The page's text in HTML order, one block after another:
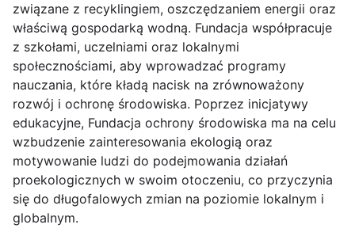
związane z recyklingiem, oszczędzaniem energii oraz
właściwą gospodarką wodną. Fundacja współpracuje
z szkołami, uczelniami oraz lokalnymi
społecznościami, aby wprowadzać programy
nauczania, które kładą nacisk na zrównoważony
rozwój i ochronę środowiska. Poprzez inicjatywy
edukacyjne, Fundacja ochrony środowiska ma na celu
wzbudzenie zainteresowania ekologią oraz
motywowanie ludzi do podejmowania działań
proekologicznych w swoim otoczeniu, co przyczynia
się do długofalowych zmian na poziomie lokalnym i
globalnym.